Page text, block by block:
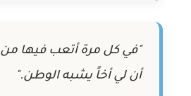
"في كل مرة أتعب فيها من
أن لي أخاً يشبه الوطن."